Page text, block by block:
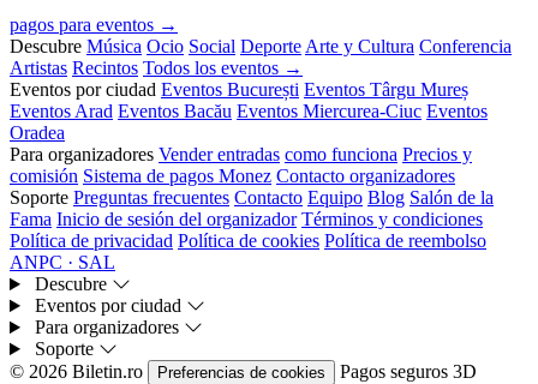
pagos para eventos →
Descubre Música Ocio Social Deporte Arte y Cultura Conferencia
Artistas Recintos Todos los eventos →
Eventos por ciudad Eventos București Eventos Târgu Mureș
Eventos Arad Eventos Bacău Eventos Miercurea-Ciuc Eventos
Oradea
Para organizadores Vender entradas como funciona Precios y
comisión Sistema de pagos Monez Contacto organizadores
Soporte Preguntas frecuentes Contacto Equipo Blog Salón de la
Fama Inicio de sesión del organizador Términos y condiciones
Política de privacidad Política de cookies Política de reembolso
ANPC · SAL
Descubre
Eventos por ciudad
Para organizadores
Soporte
© 2026 Biletin.ro
Preferencias de cookies Pagos seguros 3D